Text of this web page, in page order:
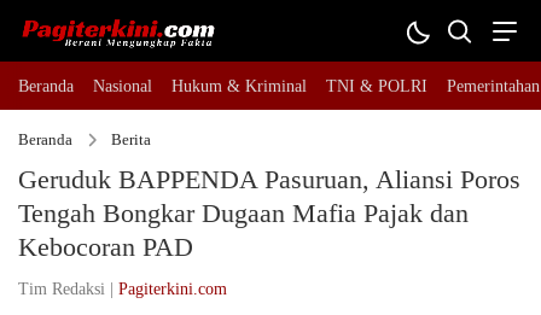
Beranda Nasional Hukum & Kriminal TNI & POLRI Pemerintahan
Beranda Berita
Geruduk BAPPENDA Pasuruan, Aliansi Poros
Tengah Bongkar Dugaan Mafia Pajak dan
Kebocoran PAD
Tim Redaksi | Pagiterkini.com